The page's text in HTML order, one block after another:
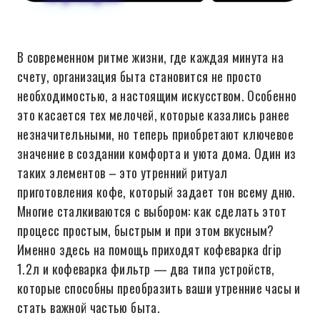
В современном ритме жизни, где каждая минута на
счету, организация быта становится не просто
необходимостью, а настоящим искусством. Особенно
это касается тех мелочей, которые казались ранее
незначительными, но теперь приобретают ключевое
значение в создании комфорта и уюта дома. Один из
таких элементов – это утренний ритуал
приготовления кофе, который задает тон всему дню.
Многие сталкиваются с выбором: как сделать этот
процесс простым, быстрым и при этом вкусным?
Именно здесь на помощь приходят кофеварка drip
1.2л и кофеварка фильтр — два типа устройств,
которые способны преобразить ваши утренние часы и
стать важной частью быта.